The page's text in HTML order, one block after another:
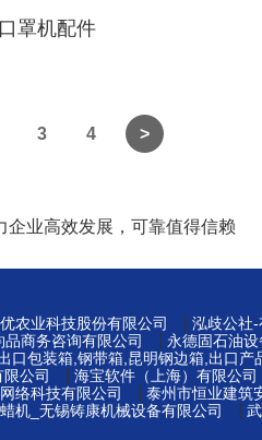
罩机配件
3 4
企业高效发展，可靠值得信赖
农业科技股份有限公司
泓歧公社
品商务咨询有限公司
永德固石油
口包装箱,钢带箱,昆明钢边箱,出口
公司
海宝软件（上海）有限公司
络科技有限公司
泰州市恒业建筑
机_无锡铸康机械设备有限公司